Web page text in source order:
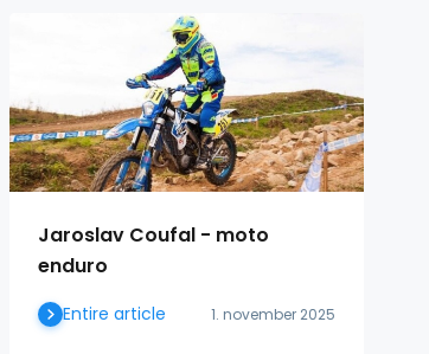
Jaroslav Coufal - moto
enduro
1. november 2025
Entire article